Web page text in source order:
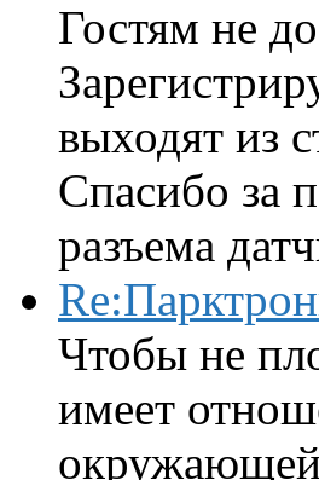
Гостям не
выходят из
Спасибо за
разъема
Чтобы не
имеет
окружающей